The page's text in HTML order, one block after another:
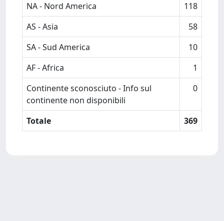
NA - Nord America
118
AS - Asia
58
SA - Sud America
10
AF - Africa
1
Continente sconosciuto - Info sul
continente non disponibili
0
Totale 369